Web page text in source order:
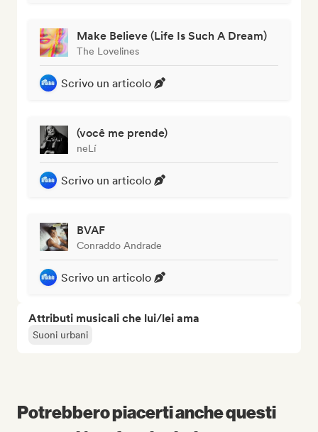
Make Believe (Life Is Such A Dream)
The Lovelines
Scrivo un articolo
(você me prende)
neLí
Scrivo un articolo
BVAF
Conraddo Andrade
Scrivo un articolo
Attributi musicali che lui/lei ama
Suoni urbani
Potrebbero piacerti anche questi